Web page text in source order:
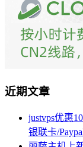
近期文章
justvps优惠
银联卡/